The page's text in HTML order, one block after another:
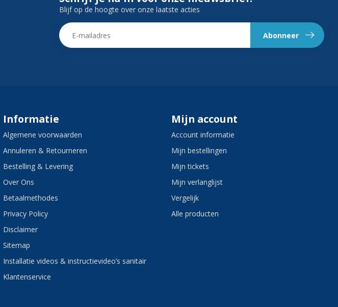
Blijf op de hoogte over onze laatste acties
Abonneer
Informatie
Algemene voorwaarden
Annuleren & Retourneren
Bestelling & Levering
Over Ons
Betaalmethodes
Privacy Policy
Disclaimer
Sitemap
Installatie videos & instructievideo’s sanitair
Klantenservice
Mijn account
Account informatie
Mijn bestellingen
Mijn tickets
Mijn verlanglijst
Vergelijk
Alle producten